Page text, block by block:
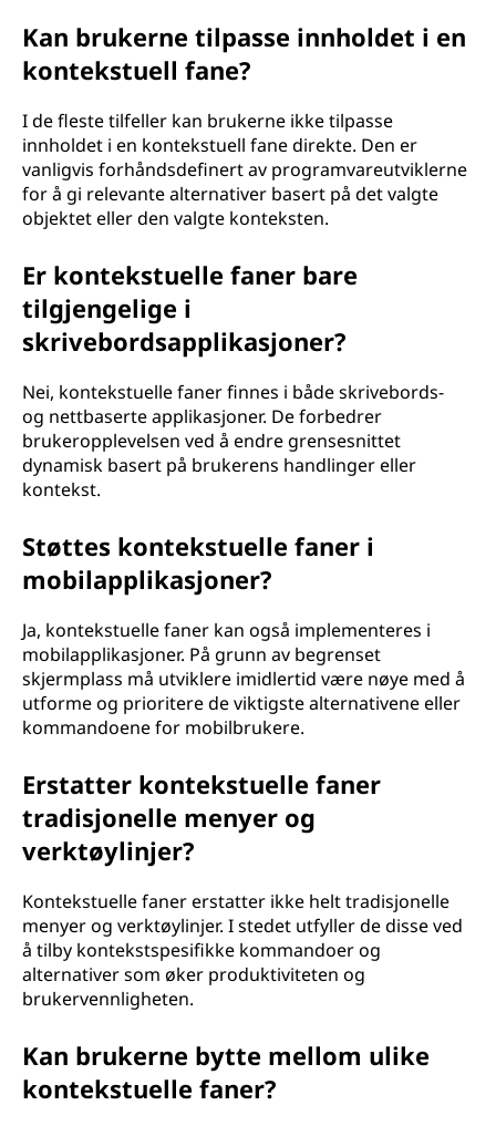
Kan brukerne tilpasse innholdet i en
kontekstuell fane?
I de fleste tilfeller kan brukerne ikke tilpasse
innholdet i en kontekstuell fane direkte. Den er
vanligvis forhåndsdefinert av programvareutviklerne
for å gi relevante alternativer basert på det valgte
objektet eller den valgte konteksten.
Er kontekstuelle faner bare
tilgjengelige i
skrivebordsapplikasjoner?
Nei, kontekstuelle faner finnes i både skrivebords-
og nettbaserte applikasjoner. De forbedrer
brukeropplevelsen ved å endre grensesnittet
dynamisk basert på brukerens handlinger eller
kontekst.
Støttes kontekstuelle faner i
mobilapplikasjoner?
Ja, kontekstuelle faner kan også implementeres i
mobilapplikasjoner. På grunn av begrenset
skjermplass må utviklere imidlertid være nøye med å
utforme og prioritere de viktigste alternativene eller
kommandoene for mobilbrukere.
Erstatter kontekstuelle faner
tradisjonelle menyer og
verktøylinjer?
Kontekstuelle faner erstatter ikke helt tradisjonelle
menyer og verktøylinjer. I stedet utfyller de disse ved
å tilby kontekstspesifikke kommandoer og
alternativer som øker produktiviteten og
brukervennligheten.
Kan brukerne bytte mellom ulike
kontekstuelle faner?